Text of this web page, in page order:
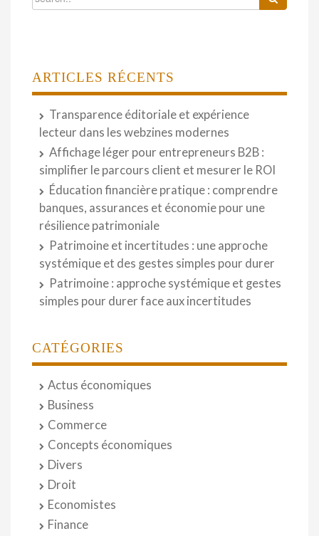
ARTICLES RÉCENTS
Transparence éditoriale et expérience
lecteur dans les webzines modernes
Affichage léger pour entrepreneurs B2B :
simplifier le parcours client et mesurer le ROI
Éducation financière pratique : comprendre
banques, assurances et économie pour une
résilience patrimoniale
Patrimoine et incertitudes : une approche
systémique et des gestes simples pour durer
Patrimoine : approche systémique et gestes
simples pour durer face aux incertitudes
CATÉGORIES
Actus économiques
Business
Commerce
Concepts économiques
Divers
Droit
Economistes
Finance